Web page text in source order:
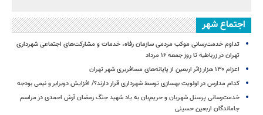
اجتماع شهر
تداوم خدمت‌رسانی موکب مردمی سازمان رفاه، خدمات و مشارکت‌های اجتماعی شهرداری
تهران در زرباطیه تا روز جمعه ۱۶ مرداد
اعزام ۱۳۰ هزار زائر اربعین از پایانه‌های مسافربری شهر تهران
کدام مدارس در اولویت بهسازی توسط شهرداری قرار دارند؟/ افزایش دوبرابر و نیمی بودجه
خدمت‌رسانی پرسنل شهربان و حریم‌بان به یاد شهید جنگ رمضان آرش احمدی در مراسم
جاماندگان اربعین حسینی